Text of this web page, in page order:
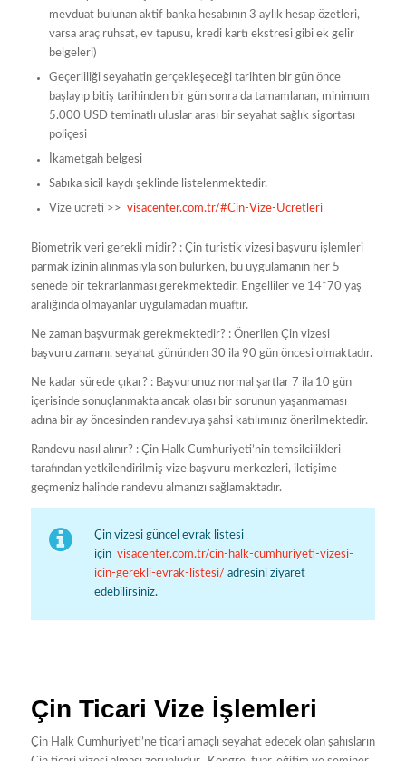
mevduat bulunan aktif banka hesabının 3 aylık hesap özetleri,
varsa araç ruhsat, ev tapusu, kredi kartı ekstresi gibi ek gelir
belgeleri)
Geçerliliği seyahatin gerçekleşeceği tarihten bir gün önce
başlayıp bitiş tarihinden bir gün sonra da tamamlanan, minimum
5.000 USD teminatlı uluslar arası bir seyahat sağlık sigortası
poliçesi
İkametgah belgesi
Sabıka sicil kaydı şeklinde listelenmektedir.
Vize ücreti >> visacenter.com.tr/#Cin-Vize-Ucretleri
Biometrik veri gerekli midir? : Çin turistik vizesi başvuru işlemleri
parmak izinin alınmasıyla son bulurken, bu uygulamanın her 5
senede bir tekrarlanması gerekmektedir. Engelliler ve 14*70 yaş
aralığında olmayanlar uygulamadan muaftır.
Ne zaman başvurmak gerekmektedir? : Önerilen Çin vizesi
başvuru zamanı, seyahat gününden 30 ila 90 gün öncesi olmaktadır.
Ne kadar sürede çıkar? : Başvurunuz normal şartlar 7 ila 10 gün
içerisinde sonuçlanmakta ancak olası bir sorunun yaşanmaması
adına bir ay öncesinden randevuya şahsi katılımınız önerilmektedir.
Randevu nasıl alınır? : Çin Halk Cumhuriyeti’nin temsilcilikleri
tarafından yetkilendirilmiş vize başvuru merkezleri, iletişime
geçmeniz halinde randevu almanızı sağlamaktadır.
Çin vizesi güncel evrak listesi
için visacenter.com.tr/cin-halk-cumhuriyeti-vizesi-
icin-gerekli-evrak-listesi/ adresini ziyaret
edebilirsiniz.
Çin Ticari Vize İşlemleri
Çin Halk Cumhuriyeti’ne ticari amaçlı seyahat edecek olan şahısların